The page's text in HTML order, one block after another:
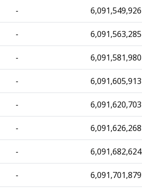
- 6,091,549,926
- 6,091,563,285
- 6,091,581,980
- 6,091,605,913
- 6,091,620,703
- 6,091,626,268
- 6,091,682,624
- 6,091,701,879